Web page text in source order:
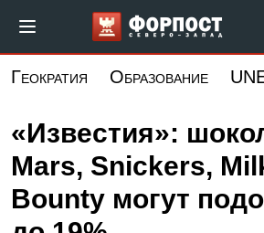
основному
Форпост
Геократия Образование
«Известия»:
Mars, Snickers,
Bounty могут